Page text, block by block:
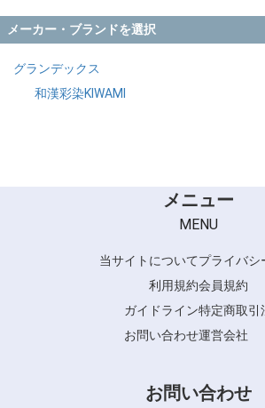
メーカー・ブランドを選択
グランデックス
和漢彩染KIWAMI
メニュー
MENU
当サイトについてプライバシ
利用規約会員規約
ガイドライン特定商取引
お問い合わせ運営会社
お問い合わせ